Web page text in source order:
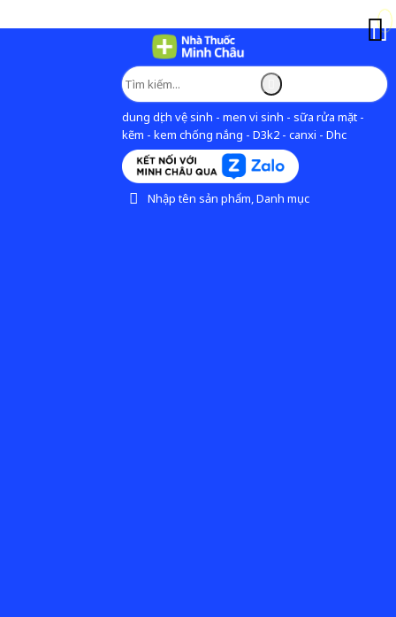
dung dịch vệ sinh - men vi sinh - sữa rửa mặt -
kẽm - kem chống nắng - D3k2 - canxi - Dhc
Nhập tên sản phẩm, Danh mục